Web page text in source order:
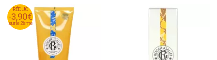
RÉDUC
-3,90€
sur le 2ème
RÉDUC
-3,90€
sur le 2ème